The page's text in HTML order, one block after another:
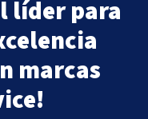
líder para
marcas